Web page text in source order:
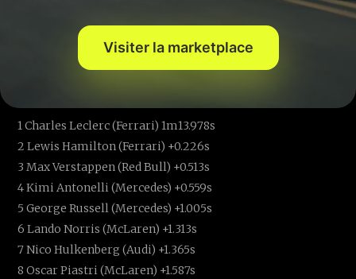
Classement FP1 duGP de
1 Charles Leclerc (Ferrari) 1m13.978s
2 Lewis Hamilton (Ferrari) +0.226s
3 Max Verstappen (Red Bull) +0.513s
4 Kimi Antonelli (Mercedes) +0.559s
5 George Russell (Mercedes) +1.005s
6 Lando Norris (McLaren) +1.313s
7 Nico Hulkenberg (Audi) +1.365s
8 Oscar Piastri (McLaren) +1.587s
Visiter la marketplace